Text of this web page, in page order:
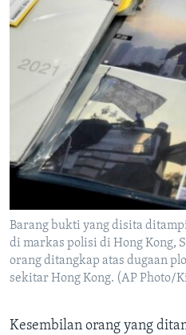
Barang bukti yang disita
di markas polisi di Hong Kong,
orang ditangkap atas dugaan
sekitar Hong Kong. (AP Photo/
Kesembilan orang yang